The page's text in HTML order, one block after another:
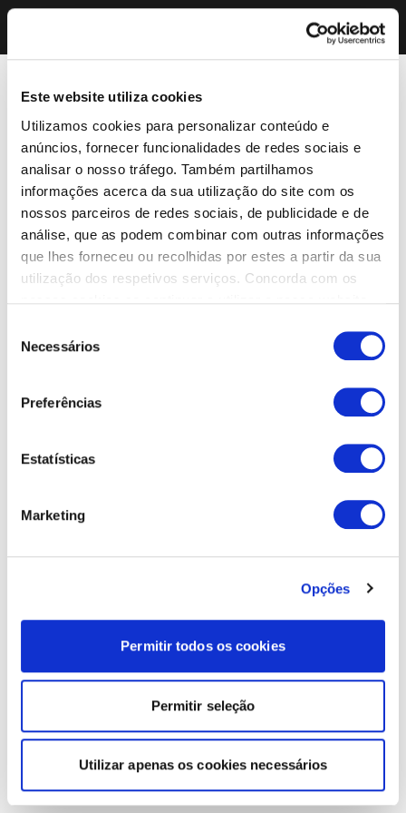
Este website utiliza cookies
Utilizamos cookies para personalizar conteúdo e
anúncios, fornecer funcionalidades de redes sociais e
analisar o nosso tráfego. Também partilhamos
informações acerca da sua utilização do site com os
nossos parceiros de redes sociais, de publicidade e de
análise, que as podem combinar com outras informações
que lhes forneceu ou recolhidas por estes a partir da sua
utilização dos respetivos serviços. Concorda com os
Necessários
Preferências
Estatísticas
Marketing
Opções
Permitir todos os cookies
Permitir seleção
Utilizar apenas os cookies necessários